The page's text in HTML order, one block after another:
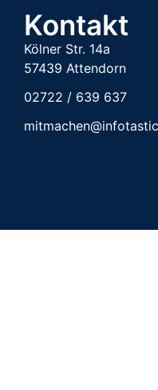
Kontakt
Kölner Str. 14a
57439 Attendorn
02722 / 639 637